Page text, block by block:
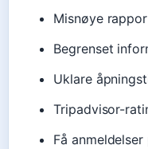
Misnøye
Begrenset
Uklare
Tripadvisor-
Få